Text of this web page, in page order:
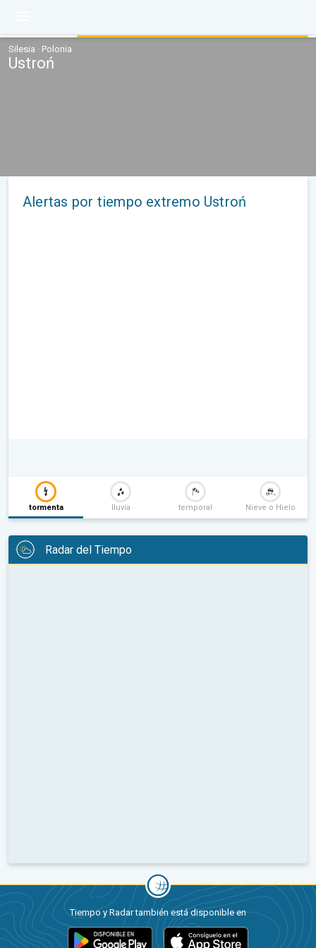
Silesia · Polonia
Ustroń
Alertas por tiempo extremo Ustroń
tormenta lluvia temporal Nieve o Hielo
Radar del Tiempo
Tiempo y Radar también está disponible en